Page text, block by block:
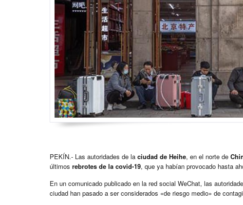
PEKÍN.- Las autoridades de la ciudad de Heihe, en el norte de
últimos rebrotes de la covid-19, que ya habían provocado hasta
En un comunicado publicado en la red social WeChat, las
ciudad han pasado a ser considerados «de riesgo medio» de